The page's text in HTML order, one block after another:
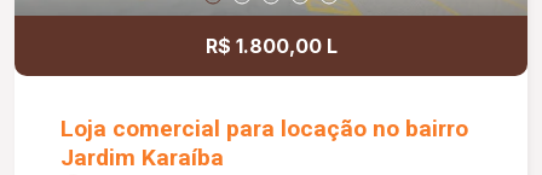
R$ 1.800,00 L
Loja comercial para locação no bairro
Jardim Karaíba